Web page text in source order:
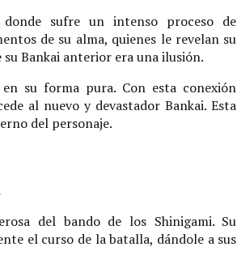
sufre un intenso proceso de
de su alma, quienes le revelan su
Bankai anterior era una ilusión.
su forma pura. Con esta conexión
al nuevo y devastador Bankai. Esta
del personaje.
del bando de los Shinigami. Su
el curso de la batalla, dándole a sus